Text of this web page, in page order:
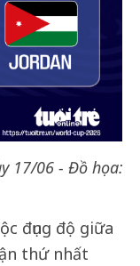
17/06 - Đồ họa:
đụng độ giữa
thứ nhất